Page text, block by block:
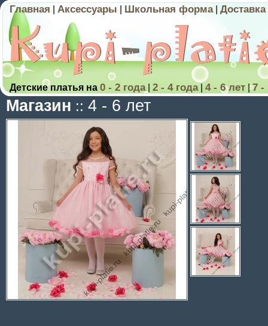
Главная Аксессуары Школьная форма| Доставка
Детские платья на 0 - 2 года| 2 - 4 года| 4 - 6 лет |7 -
Магазин :: 4 - 6 лет